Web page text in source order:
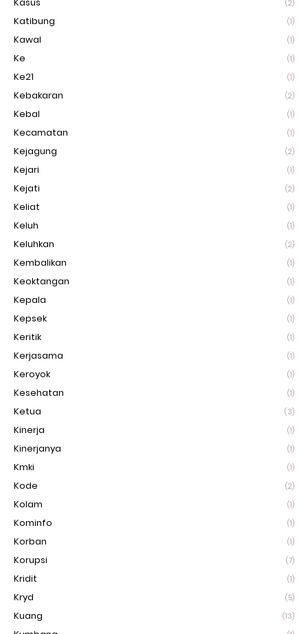
(2)
Katibung (1)
Kawal (1)
Ke (1)
Ke21 (1)
Kebakaran (2)
Kebal (1)
Kecamatan (1)
Kejagung (2)
Kejari (1)
Kejati (2)
Keliat (1)
Keluh (1)
Keluhkan (2)
Kembalikan (1)
Keoktangan (1)
Kepala (1)
Kepsek (1)
Keritik (1)
Kerjasama (1)
Keroyok (1)
Kesehatan (1)
Ketua (3)
Kinerja (1)
Kinerjanya (1)
Kmki (1)
Kode (2)
Kolam (1)
Kominfo (1)
Korban (1)
Korupsi (7)
Kridit (1)
Kryd (5)
Kuang (13)